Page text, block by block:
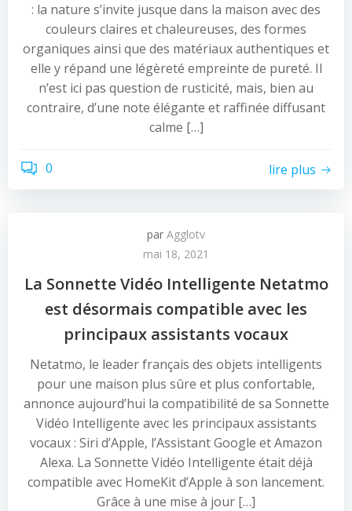
: la nature s’invite jusque dans la maison avec des
couleurs claires et chaleureuses, des formes
organiques ainsi que des matériaux authentiques et
elle y répand une légèreté empreinte de pureté. Il
n’est ici pas question de rusticité, mais, bien au
contraire, d’une note élégante et raffinée diffusant
calme […]
0 lire plus
par Agglotv
mai 18, 2021
La Sonnette Vidéo Intelligente Netatmo
est désormais compatible avec les
principaux assistants vocaux
Netatmo, le leader français des objets intelligents
pour une maison plus sûre et plus confortable,
annonce aujourd’hui la compatibilité de sa Sonnette
Vidéo Intelligente avec les principaux assistants
vocaux : Siri d’Apple, l’Assistant Google et Amazon
Alexa. La Sonnette Vidéo Intelligente était déjà
compatible avec HomeKit d’Apple à son lancement.
Grâce à une mise à jour […]